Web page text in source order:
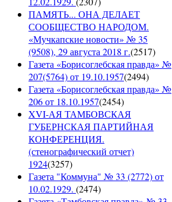
ПАМЯТЬ... ОНА ДЕЛАЕТ
СООБЩЕСТВО НАРОДОМ.
«Мучкапские новости» № 35
(9508), 29 августа 2018 г.(2517)
Газета «Борисоглебская правда» №
207(5764) от 19.10.1957(2494)
Газета «Борисоглебская правда» №
206 от 18.10.1957(2454)
XVI-АЯ ТАМБОВСКАЯ
ГУБЕРНСКАЯ ПАРТИЙНАЯ
КОНФЕРЕНЦИЯ.
(стенографический отчет)
1924(3257)
Газета "Коммуна" № 33 (2772) от
10.02.1929. (2474)